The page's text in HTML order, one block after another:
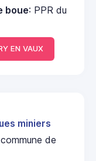
boue: PPR du
EN VAUX
miniers
de